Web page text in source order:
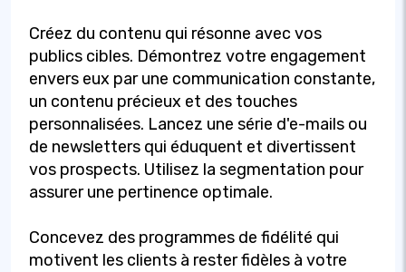
Créez du contenu qui résonne avec vos
publics cibles. Démontrez votre engagement
envers eux par une communication constante,
un contenu précieux et des touches
personnalisées. Lancez une série d'e-mails ou
de newsletters qui éduquent et divertissent
vos prospects. Utilisez la segmentation pour
assurer une pertinence optimale.
Concevez des programmes de fidélité qui
motivent les clients à rester fidèles à votre